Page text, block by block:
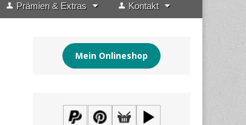
Prämien & Extras Kontakt
Mein Onlineshop